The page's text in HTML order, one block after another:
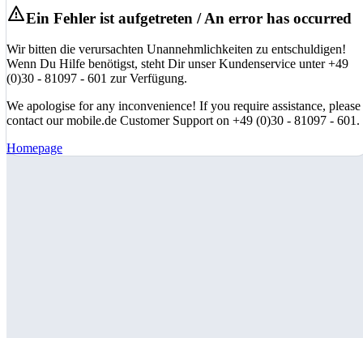
Ein Fehler ist aufgetreten / An error has occurred
Wir bitten die verursachten Unannehmlichkeiten zu entschuldigen!
Wenn Du Hilfe benötigst, steht Dir unser Kundenservice unter +49
(0)30 - 81097 - 601 zur Verfügung.
We apologise for any inconvenience! If you require assistance, please
contact our mobile.de Customer Support on +49 (0)30 - 81097 - 601.
Homepage